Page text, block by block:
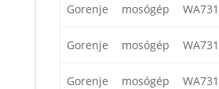
Gorenje mosógép
Gorenje mosógép
Gorenje mosógép